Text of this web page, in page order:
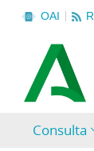
OAI
Consulta